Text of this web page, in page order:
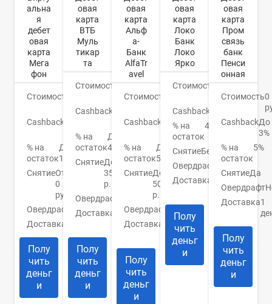
альна
я
дебет
овая
карта
Мега
фон
Стоимость
руб.
Cashback
20%
% на
остаток
До
10%
СнятиеОт
0
руб.
Овердрафт
Нет
Доставка
Полу
чить
деньг
и
овая
карта
ВТБ
Муль
тикар
та
Стоимость0
руб.
Cashback
15%
% на
остаток
До
4,5%
СнятиеДо
350000
р.
Овердрафт
Доставка
Банк/
курьер
Полу
чить
деньг
и
овая
карта
Альф
а-
Банк
AlfaTr
avel
Стоимость
руб.
Cashback
До
% на
остаток
До
5%
СнятиеДо
50000
р.
Овердрафт
Доставка
дней
Полу
чить
деньг
и
овая
карта
Локо
Банк
Локо
Ярко
Стоимость0
руб.
Cashback
% на
остаток
4,5%
СнятиеБесплатно
Овердрафт
Доставка
дней
Полу
чить
деньг
и
овая
карта
Пром
связь
банк
Пенси
онная
Стоимость0
CashbackДо
3%
% на
остаток
5%
СнятиеДа
Овердрафт
Доставка1
Полу
чить
деньг
и